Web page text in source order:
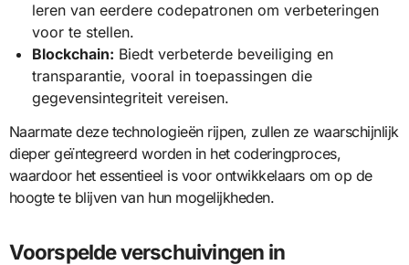
leren van eerdere codepatronen om verbeteringen
voor te stellen.
Blockchain: Biedt verbeterde beveiliging en
transparantie, vooral in toepassingen die
gegevensintegriteit vereisen.
Naarmate deze technologieën rijpen, zullen ze waarschijnlijk
dieper geïntegreerd worden in het coderingproces,
waardoor het essentieel is voor ontwikkelaars om op de
hoogte te blijven van hun mogelijkheden.
Voorspelde verschuivingen in